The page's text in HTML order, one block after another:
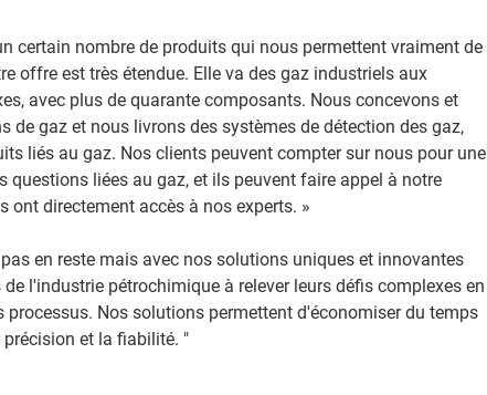
certain nombre de produits qui nous permettent vraiment de
offre est très étendue. Elle va des gaz industriels aux
avec plus de quarante composants. Nous concevons et
de gaz et nous livrons des systèmes de détection des gaz,
liés au gaz. Nos clients peuvent compter sur nous pour une
questions liées au gaz, et ils peuvent faire appel à notre
ont directement accès à nos experts. »
en reste mais avec nos solutions uniques et innovantes
l'industrie pétrochimique à relever leurs défis complexes en
processus. Nos solutions permettent d'économiser du temps
et la fiabilité. "